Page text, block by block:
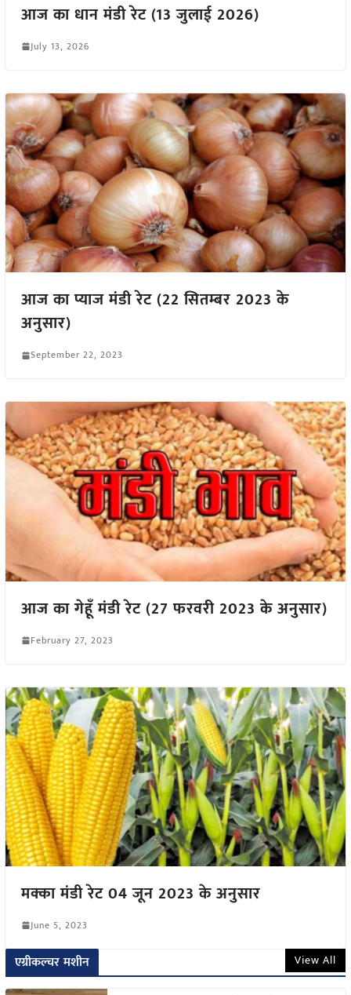
आज का धान मंडी रेट (13 जुलाई 2026)
July 13, 2026
आज का प्याज मंडी रेट (22 सितम्बर 2023 के
अनुसार)
September 22, 2023
आज का गेहूँ मंडी रेट (27 फरवरी 2023 के अनुसार)
February 27, 2023
मक्का मंडी रेट 04 जून 2023 के अनुसार
June 5, 2023
एग्रीकल्चर मशीन View All